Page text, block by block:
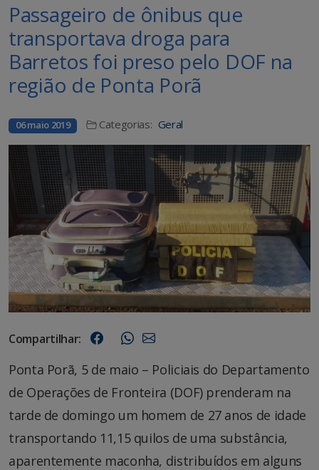
Passageiro de ônibus que
transportava droga para
Barretos foi preso pelo DOF na
região de Ponta Porã
06 maio 2019 Categorias: Geral
Compartilhar:
Ponta Porã, 5 de maio – Policiais do Departamento
de Operações de Fronteira (DOF) prenderam na
tarde de domingo um homem de 27 anos de idade
transportando 11,15 quilos de uma substância,
aparentemente maconha, distribuídos em alguns